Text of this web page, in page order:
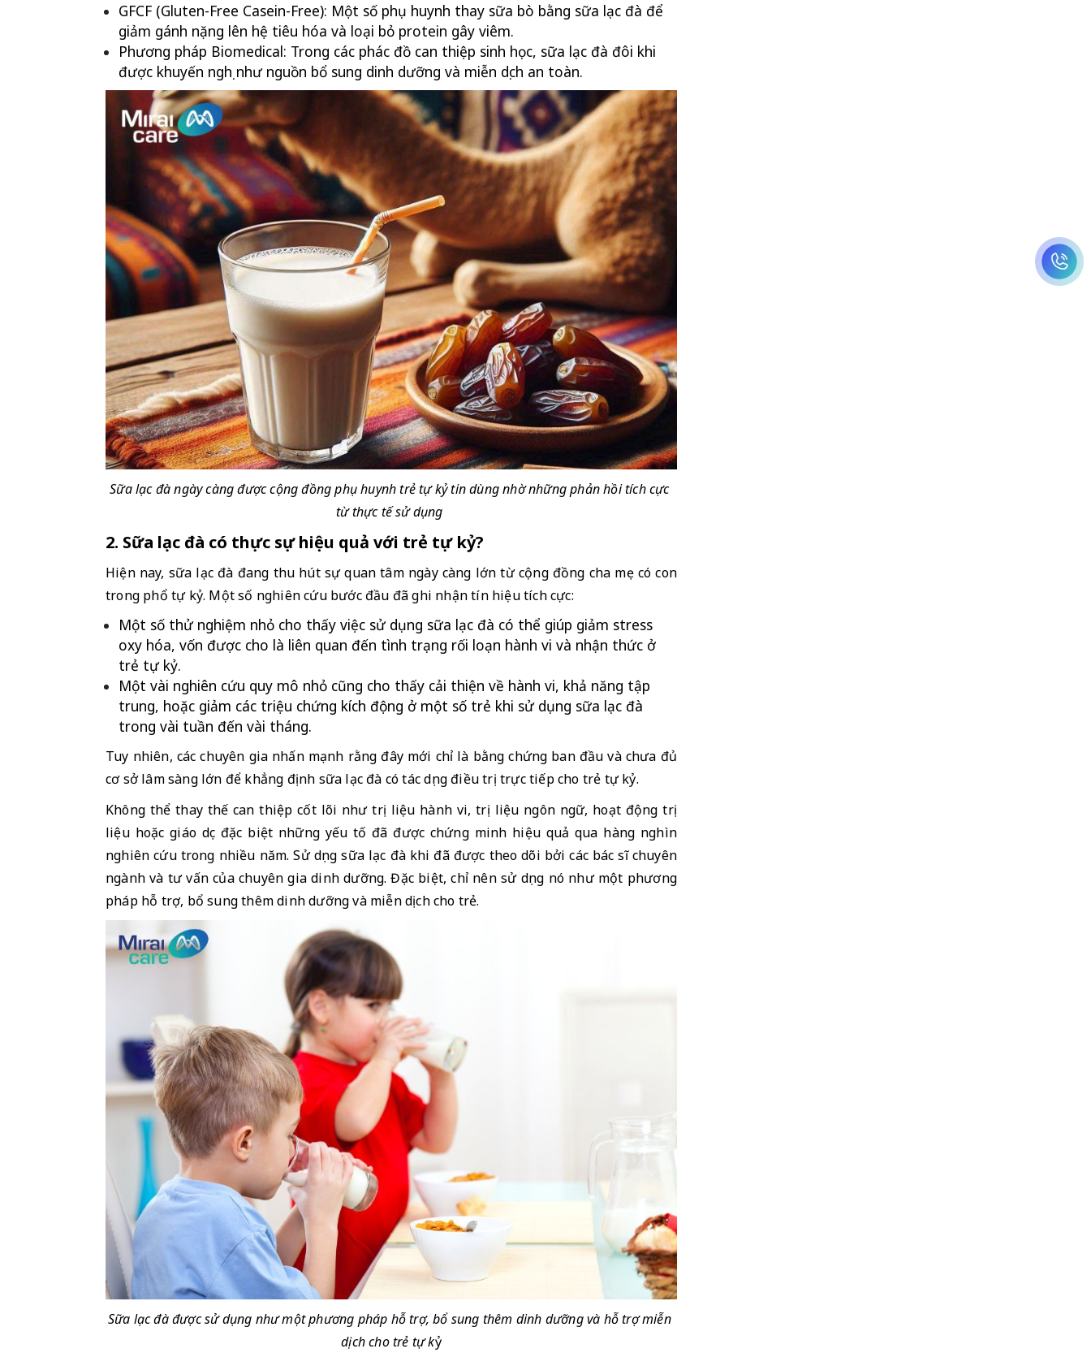
GFCF (Gluten-Free Casein-Free): Một số phụ huynh thay sữa bò bằng sữa lạc đà để
giảm gánh nặng lên hệ tiêu hóa và loại bỏ protein gây viêm.
Phương pháp Biomedical: Trong các phác đồ can thiệp sinh học, sữa lạc đà đôi khi
được khuyến nghị như nguồn bổ sung dinh dưỡng và miễn dịch an toàn.
Sữa lạc đà ngày càng được cộng đồng phụ huynh trẻ tự kỷ tin dùng nhờ những phản hồi tích cực
từ thực tế sử dụng
2. Sữa lạc đà có thực sự hiệu quả với trẻ tự kỷ?
Hiện nay, sữa lạc đà đang thu hút sự quan tâm ngày càng lớn từ cộng đồng cha mẹ có con
trong phổ tự kỷ. Một số nghiên cứu bước đầu đã ghi nhận tín hiệu tích cực:
Một số thử nghiệm nhỏ cho thấy việc sử dụng sữa lạc đà có thể giúp giảm stress
oxy hóa, vốn được cho là liên quan đến tình trạng rối loạn hành vi và nhận thức ở
trẻ tự kỷ.
Một vài nghiên cứu quy mô nhỏ cũng cho thấy cải thiện về hành vi, khả năng tập
trung, hoặc giảm các triệu chứng kích động ở một số trẻ khi sử dụng sữa lạc đà
trong vài tuần đến vài tháng.
Tuy nhiên, các chuyên gia nhấn mạnh rằng đây mới chỉ là bằng chứng ban đầu và chưa đủ
cơ sở lâm sàng lớn để khẳng định sữa lạc đà có tác dụng điều trị trực tiếp cho trẻ tự kỷ.
Không thể thay thế can thiệp cốt lõi như trị liệu hành vi, trị liệu ngôn ngữ, hoạt động trị
liệu hoặc giáo dục đặc biệt những yếu tố đã được chứng minh hiệu quả qua hàng nghìn
nghiên cứu trong nhiều năm. Sử dụng sữa lạc đà khi đã được theo dõi bởi các bác sĩ chuyên
ngành và tư vấn của chuyên gia dinh dưỡng. Đặc biệt, chỉ nên sử dụng nó như một phương
pháp hỗ trợ, bổ sung thêm dinh dưỡng và miễn dịch cho trẻ.
Sữa lạc đà được sử dụng như một phương pháp hỗ trợ, bổ sung thêm dinh dưỡng và hỗ trợ miễn
dịch cho trẻ tự kỷ